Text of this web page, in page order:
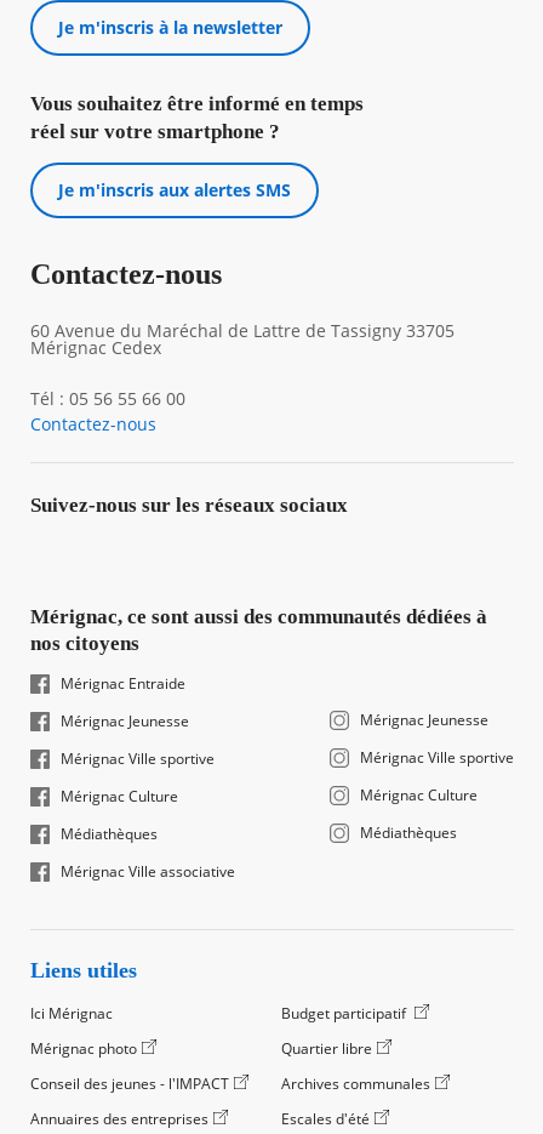
Je m'inscris à la newsletter
Vous souhaitez être informé en temps
réel sur votre smartphone ?
Je m'inscris aux alertes SMS
Contactez-nous
60 Avenue du Maréchal de Lattre de Tassigny 33705
Mérignac Cedex
Tél : 05 56 55 66 00
Contactez-nous
Suivez-nous sur les réseaux sociaux
Mérignac, ce sont aussi des communautés dédiées à
nos citoyens
Mérignac Entraide
Mérignac Jeunesse
Mérignac Ville sportive
Mérignac Culture
Médiathèques
Mérignac Ville associative
Mérignac Jeunesse
Mérignac Ville sportive
Mérignac Culture
Médiathèques
Liens utiles
Ici Mérignac
Budget participatif
Mérignac photo
Quartier libre
Conseil des jeunes - l'IMPACT
Archives communales
Annuaires des entreprises
Escales d'été